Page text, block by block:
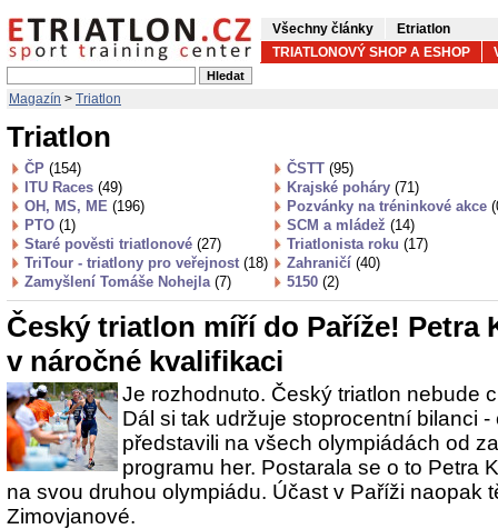
Všechny články
Etriatlon
TRIATLONOVÝ SHOP A ESHOP
Magazín > Triatlon
Triatlon
ČP (154) ČSTT (95)
ITU Races (49) Krajské poháry (71)
OH, MS, ME (196) Pozvánky na tréninkové akce
PTO (1) SCM a mládež (14)
Staré pověsti triatlonové (27) Triatlonista roku (17)
TriTour - triatlony pro veřejnost (18) Zahraničí (40)
Zamyšlení Tomáše Nohejla (7) 5150 (2)
Český triatlon míří do Paříže! Petra
v náročné kvalifikaci
Je rozhodnuto. Český triatlon nebude
Dál si tak udržuje stoprocentní bilanci
představili na všech olympiádách od
programu her. Postarala se o to Petra
na svou druhou olympiádu. Účast v Paříži naopak
Zimovjanové.